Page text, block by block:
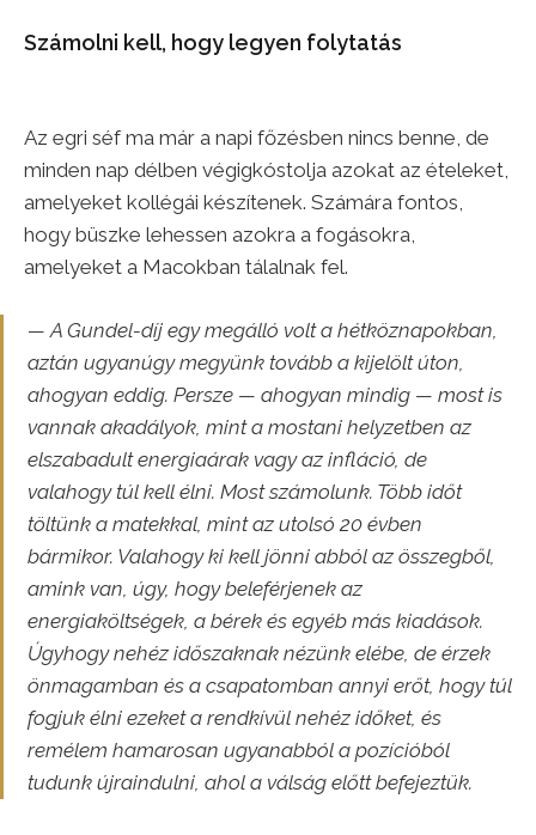
Számolni kell, hogy legyen folytatás
Az egri séf ma már a napi főzésben nincs benne, de
minden nap délben végigkóstolja azokat az ételeket,
amelyeket kollégái készítenek. Számára fontos,
hogy büszke lehessen azokra a fogásokra,
amelyeket a Macokban tálalnak fel.
— A Gundel-díj egy megálló volt a hétköznapokban,
aztán ugyanúgy megyünk tovább a kijelölt úton,
ahogyan eddig. Persze — ahogyan mindig — most is
vannak akadályok, mint a mostani helyzetben az
elszabadult energiaárak vagy az infláció, de
valahogy túl kell élni. Most számolunk. Több időt
töltünk a matekkal, mint az utolsó 20 évben
bármikor. Valahogy ki kell jönni abból az összegből,
amink van, úgy, hogy beleférjenek az
energiaköltségek, a bérek és egyéb más kiadások.
Úgyhogy nehéz időszaknak nézünk elébe, de érzek
önmagamban és a csapatomban annyi erőt, hogy túl
fogjuk élni ezeket a rendkívül nehéz időket, és
remélem hamarosan ugyanabból a pozícióból
tudunk újraindulni, ahol a válság előtt befejeztük.